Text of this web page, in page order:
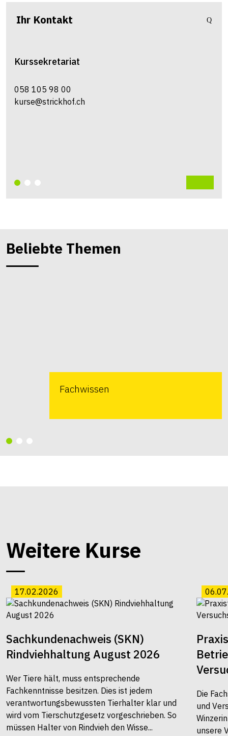
Ihr Kontakt
Kurssekretariat
058 105 98 00
kurse@strickhof.ch
Beliebte Themen
Fachwissen
Weitere Kurse
17.02.2026
Sachkundenachweis (SKN)
Rindviehhaltung August 2026
Wer Tiere hält, muss entsprechende
Fachkenntnisse besitzen. Dies ist jedem
verantwortungsbewussten Tierhalter klar und
wird vom Tierschutzgesetz vorgeschrieben. So
müssen Halter von Rindvieh den Wisse...
Die
und
unsere